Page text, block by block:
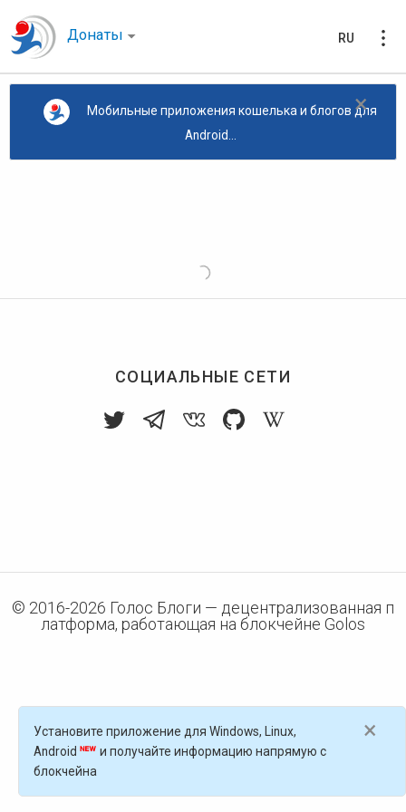
Донаты RU
×
Мобильные приложения кошелька и блогов для
Android...
СОЦИАЛЬНЫЕ СЕТИ
© 2016-2026 Голос Блоги — децентрализованная п
латформа, работающая на блокчейне Golos
×
Установите приложение для Windows, Linux,
Android
и получайте информацию напрямую с
блокчейна